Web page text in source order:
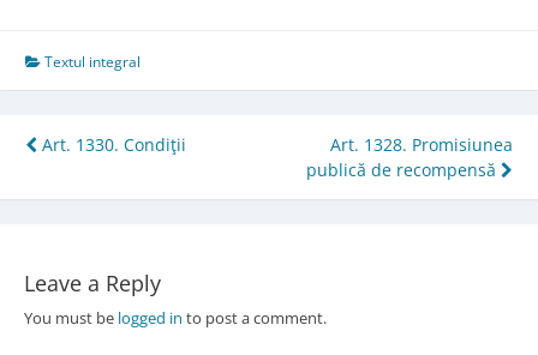
Textul integral
Post
navigation
Art. 1330. Condiţii
Art. 1328. Promisiunea
publică de recompensă
Leave a Reply
You must be logged in to post a comment.